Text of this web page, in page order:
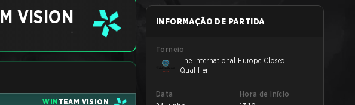
VISION
-
WIN TEAM VISION
INFORMAÇÃO DE PARTIDA
Torneio
The International Europe Closed
Qualifier
Data
Hora de início